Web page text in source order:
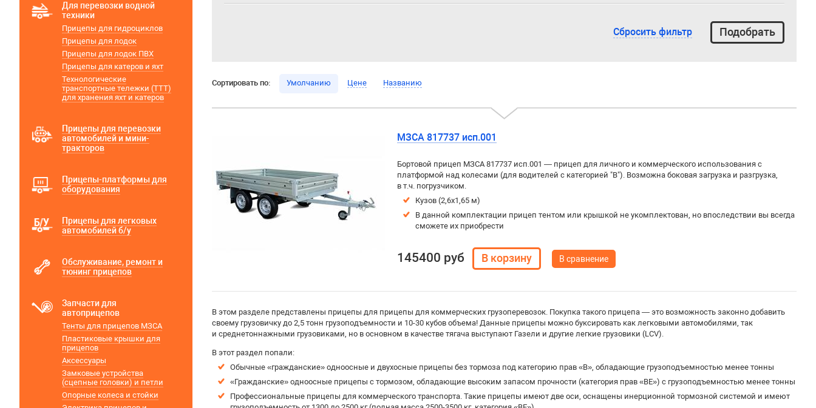
Сбросить фильтр
Сортировать по: Умолчанию Цене Названию
МЗСА 817737 исп.001
Бортовой прицеп МЗСА 817737 исп.001 — прицеп для личного и коммерческого использования с
платформой над колесами (для водителей с категорией "В"). Возможна боковая загрузка и разгрузка,
в т.ч. погрузчиком.
Кузов (2,6х1,65 м)
В данной комплектации прицеп тентом или крышкой не укомплектован, но впоследствии вы всегда
сможете их приобрести
145400 руб В сравнение
В этом разделе представлены прицепы для прицепы для коммерческих грузоперевозок. Покупка такого прицепа — это возможность законно добавить
своему грузовичку до 2,5 тонн грузоподъемности и 10-30 кубов объема! Данные прицепы можно буксировать как легковыми автомобилями, так
и среднетоннажными грузовиками, но в основном в качестве тягача выступают Газели и другие легкие грузовики (LCV).
В этот раздел попали:
Обычные «гражданские» одноосные и двухосные прицепы без тормоза под категорию прав «B», обладающие грузоподъемностью менее тонны
«Гражданские» одноосные прицепы с тормозом, обладающие высоким запасом прочности (категория прав «BE») с грузоподъемностью менее тонны
Профессиональные прицепы для коммерческого транспорта. Такие прицепы имеют две оси, оснащены инерционной тормозной системой и имеют
Для перевозки водной
техники
Прицепы для гидроциклов
Прицепы для лодок
Прицепы для лодок ПВХ
Прицепы для катеров и яхт
Технологические
транспортные тележки (ТТТ)
для хранения яхт и катеров
Прицепы для перевозки
автомобилей и мини-
тракторов
Прицепы-платформы для
оборудования
Прицепы для легковых
автомобилей б/у
Обслуживание, ремонт и
тюнинг прицепов
Запчасти для
автоприцепов
Тенты для прицепов МЗСА
Пластиковые крышки для
прицепов
Аксессуары
Замковые устройства
(сцепные головки) и петли
Опорные колеса и стойки